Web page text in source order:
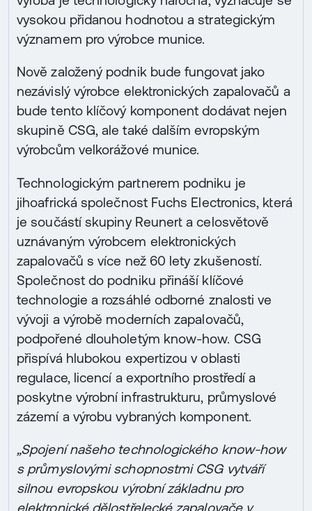
vysokou přidanou hodnotou a strategickým
významem pro výrobce munice.
Nově založený podnik bude fungovat jako
nezávislý výrobce elektronických zapalovačů a
bude tento klíčový komponent dodávat nejen
skupině CSG, ale také dalším evropským
výrobcům velkorážové munice.
Technologickým partnerem podniku je
jihoafrická společnost Fuchs Electronics, která
je součástí skupiny Reunert a celosvětově
uznávaným výrobcem elektronických
zapalovačů s více než 60 lety zkušeností.
Společnost do podniku přináší klíčové
technologie a rozsáhlé odborné znalosti ve
vývoji a výrobě moderních zapalovačů,
podpořené dlouholetým know-how. CSG
přispívá hlubokou expertizou v oblasti
regulace, licencí a exportního prostředí a
poskytne výrobní infrastrukturu, průmyslové
zázemí a výrobu vybraných komponent.
„Spojení našeho technologického know-how
s průmyslovými schopnostmi CSG vytváří
silnou evropskou výrobní základnu pro
elektronické dělostřelecké zapalovače v